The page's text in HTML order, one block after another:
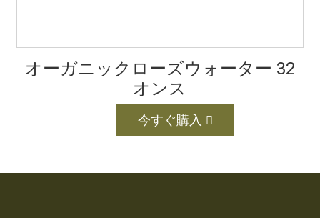
オーガニックローズウォーター 32
オンス
今すぐ購入